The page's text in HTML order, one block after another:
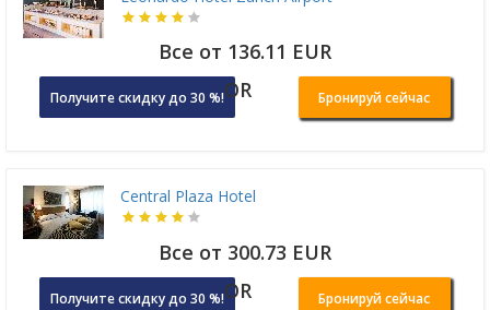
Все от 136.11 EUR
Получите скидку до 30 %!OR Бронируй сейчас
Central Plaza Hotel
Все от 300.73 EUR
Получите скидку до 30 %!OR Бронируй сейчас